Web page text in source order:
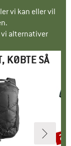
vi kan eller vil
vi alternativer
KØBTE SÅ